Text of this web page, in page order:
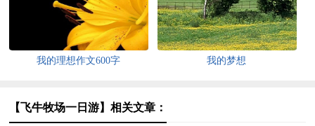
我的理想作文600字 我的梦想
【飞牛牧场一日游】相关文章：